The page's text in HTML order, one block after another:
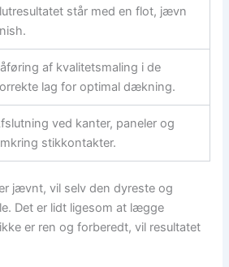
står med en flot, jævn
af kvalitetsmaling i de
lag for optimal dækning.
ved kanter, paneler og
stikkontakter.
jævnt, vil selv den dyreste og
Det er lidt ligesom at lægge
er ren og forberedt, vil resultatet